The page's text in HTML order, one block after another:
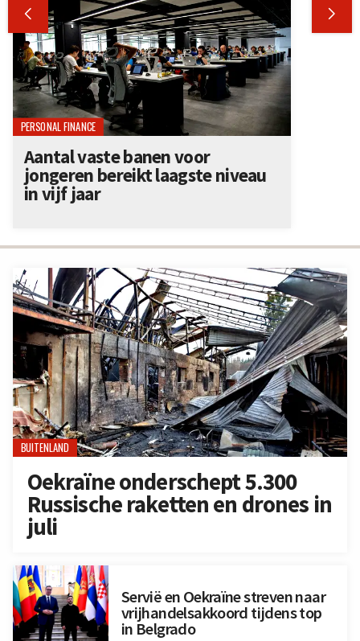
BUITENLAND
Oekraïne onderschept 5.300
Russische raketten en drones in
juli
Servië en Oekraïne streven naar
vrijhandelsakkoord tijdens top
in Belgrado
 
PERSONAL FINANCE
Aantal vaste banen voor
jongeren bereikt laagste niveau
in vijf jaar